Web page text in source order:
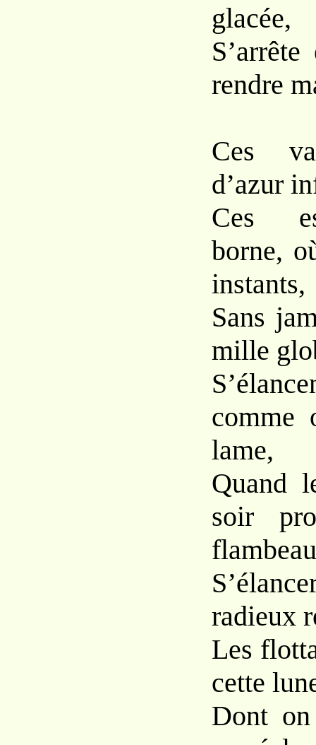
glacée,
rendre
Ces
d’azur
Ces
borne,
instants,
Sans
mille
comme
lame,
Quand
soir
radieux
Les
cette
Dont